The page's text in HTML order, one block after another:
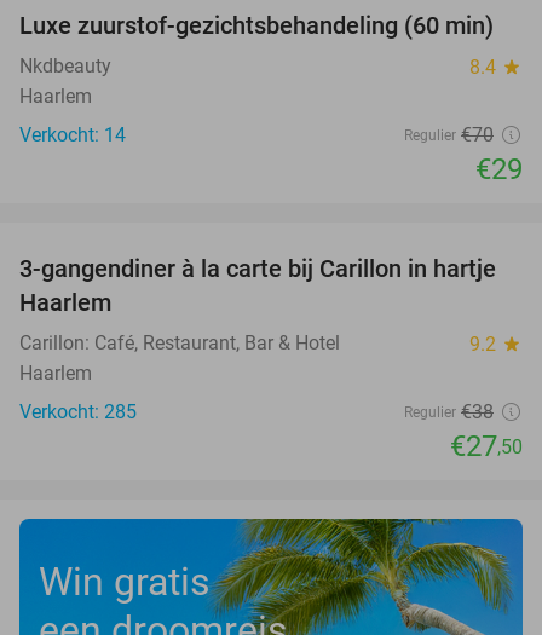
59%
Luxe zuurstof-gezichtsbehandeling (60 min)
Nkdbeauty 8.4 star
Haarlem
Verkocht: 14
Regulier €70
€29
28%
3-gangendiner à la carte bij Carillon in hartje
Haarlem
Carillon: Café, Restaurant, Bar & Hotel 9.2 star
Haarlem
Verkocht: 285
Regulier €38
€27,50
Win gratis